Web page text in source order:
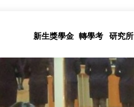
新生獎學金 轉學考 研究所